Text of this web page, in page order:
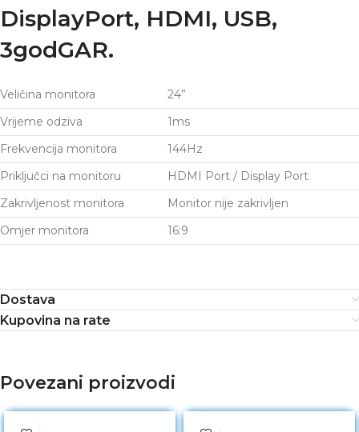
DisplayPort, HDMI, USB,
3godGAR.
Veličina monitora
24”
Vrijeme odziva
1ms
Frekvencija monitora
144Hz
Priključci na monitoru
HDMI Port / Display Port
Zakrivljenost monitora
Monitor nije zakrivljen
Omjer monitora
16:9
Dostava
Kupovina na rate
Povezani proizvodi